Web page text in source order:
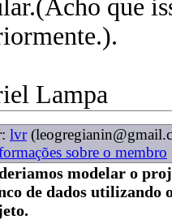
que
Lampa
lvr
sobre o membro
modelar o
de dados utilizando